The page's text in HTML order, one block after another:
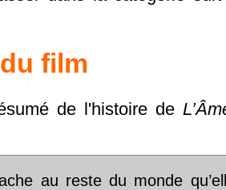
film
de l'histoire de
au reste du monde